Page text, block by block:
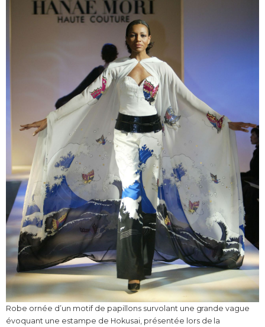
Robe ornée d’un motif de papillons survolant une grande vague
évoquant une estampe de Hokusai, présentée lors de la